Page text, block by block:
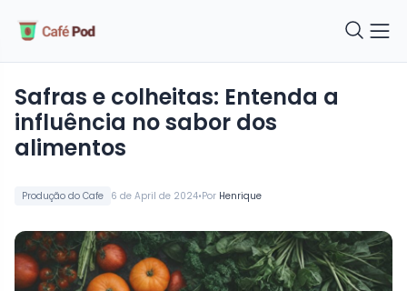
Produção do Cafe 6 de April de 2024•Por Henrique
Safras e colheitas: Entenda a
influência no sabor dos
alimentos